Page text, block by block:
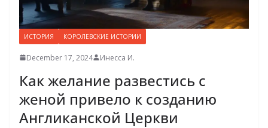
ИСТОРИЯ КОРОЛЕВСКИЕ ИСТОРИИ
December 17, 2024 Инесса И.
Как желание развестись с
женой привело к созданию
Англиканской Церкви